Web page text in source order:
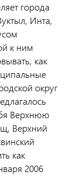
города
Инта,
к ним
как
округ
Верхнюю
Верхний
как
2006